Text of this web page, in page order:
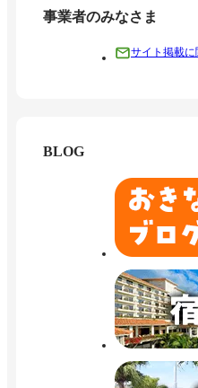
事業者のみなさま
サイト掲載
BLOG